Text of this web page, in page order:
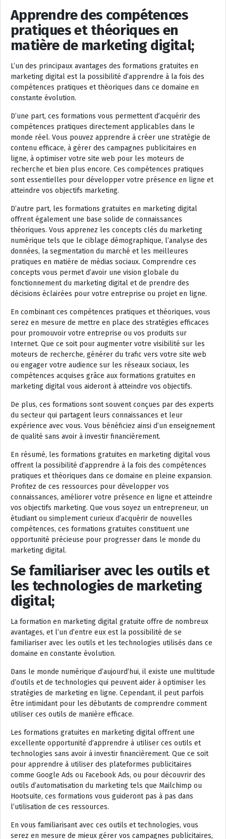
Apprendre des compétences
pratiques et théoriques en
matière de marketing digital;
L’un des principaux avantages des formations gratuites en
marketing digital est la possibilité d’apprendre à la fois des
compétences pratiques et théoriques dans ce domaine en
constante évolution.
D’une part, ces formations vous permettent d’acquérir des
compétences pratiques directement applicables dans le
monde réel. Vous pouvez apprendre à créer une stratégie de
contenu efficace, à gérer des campagnes publicitaires en
ligne, à optimiser votre site web pour les moteurs de
recherche et bien plus encore. Ces compétences pratiques
sont essentielles pour développer votre présence en ligne et
atteindre vos objectifs marketing.
D’autre part, les formations gratuites en marketing digital
offrent également une base solide de connaissances
théoriques. Vous apprenez les concepts clés du marketing
numérique tels que le ciblage démographique, l’analyse des
données, la segmentation du marché et les meilleures
pratiques en matière de médias sociaux. Comprendre ces
concepts vous permet d’avoir une vision globale du
fonctionnement du marketing digital et de prendre des
décisions éclairées pour votre entreprise ou projet en ligne.
En combinant ces compétences pratiques et théoriques, vous
serez en mesure de mettre en place des stratégies efficaces
pour promouvoir votre entreprise ou vos produits sur
Internet. Que ce soit pour augmenter votre visibilité sur les
moteurs de recherche, générer du trafic vers votre site web
ou engager votre audience sur les réseaux sociaux, les
compétences acquises grâce aux formations gratuites en
marketing digital vous aideront à atteindre vos objectifs.
De plus, ces formations sont souvent conçues par des experts
du secteur qui partagent leurs connaissances et leur
expérience avec vous. Vous bénéficiez ainsi d’un enseignement
de qualité sans avoir à investir financièrement.
En résumé, les formations gratuites en marketing digital vous
offrent la possibilité d’apprendre à la fois des compétences
pratiques et théoriques dans ce domaine en pleine expansion.
Profitez de ces ressources pour développer vos
connaissances, améliorer votre présence en ligne et atteindre
vos objectifs marketing. Que vous soyez un entrepreneur, un
étudiant ou simplement curieux d’acquérir de nouvelles
compétences, ces formations gratuites constituent une
opportunité précieuse pour progresser dans le monde du
marketing digital.
Se familiariser avec les outils et
les technologies de marketing
digital;
La formation en marketing digital gratuite offre de nombreux
avantages, et l’un d’entre eux est la possibilité de se
familiariser avec les outils et les technologies utilisés dans ce
domaine en constante évolution.
Dans le monde numérique d’aujourd’hui, il existe une multitude
d’outils et de technologies qui peuvent aider à optimiser les
stratégies de marketing en ligne. Cependant, il peut parfois
être intimidant pour les débutants de comprendre comment
utiliser ces outils de manière efficace.
Les formations gratuites en marketing digital offrent une
excellente opportunité d’apprendre à utiliser ces outils et
technologies sans avoir à investir financièrement. Que ce soit
pour apprendre à utiliser des plateformes publicitaires
comme Google Ads ou Facebook Ads, ou pour découvrir des
outils d’automatisation du marketing tels que Mailchimp ou
Hootsuite, ces formations vous guideront pas à pas dans
l’utilisation de ces ressources.
En vous familiarisant avec ces outils et technologies, vous
serez en mesure de mieux gérer vos campagnes publicitaires,